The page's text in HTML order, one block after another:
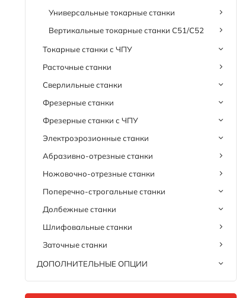
Универсальные токарные станки
Вертикальные токарные станки C51/C52
Токарные станки с ЧПУ
Расточные станки
Сверлильные станки
Фрезерные станки
Фрезерные станки с ЧПУ
Электроэрозионные станки
Абразивно-отрезные станки
Ножовочно-отрезные станки
Поперечно-строгальные станки
Долбежные станки
Шлифовальные станки
Заточные станки
ДОПОЛНИТЕЛЬНЫЕ ОПЦИИ